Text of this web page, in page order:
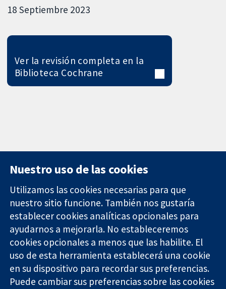
18 Septiembre 2023
Ver la revisión completa en la
Biblioteca Cochrane
Evidencia fiable.
Decisiones
informadas.
Mejor salud.
11-13 Cavendish
Square
Londres
W1G 0AN
Reino Unido
Contacto
Noticias
Prensa
Sobre
nosotros
Empleo
Cochrane
Library
Nuestro uso de las cookies
Utilizamos las cookies necesarias para que
nuestro sitio funcione. También nos gustaría
establecer cookies analíticas opcionales para
ayudarnos a mejorarla. No estableceremos
cookies opcionales a menos que las habilite. El
uso de esta herramienta establecerá una cookie
en su dispositivo para recordar sus preferencias.
Puede cambiar sus preferencias sobre las cookies